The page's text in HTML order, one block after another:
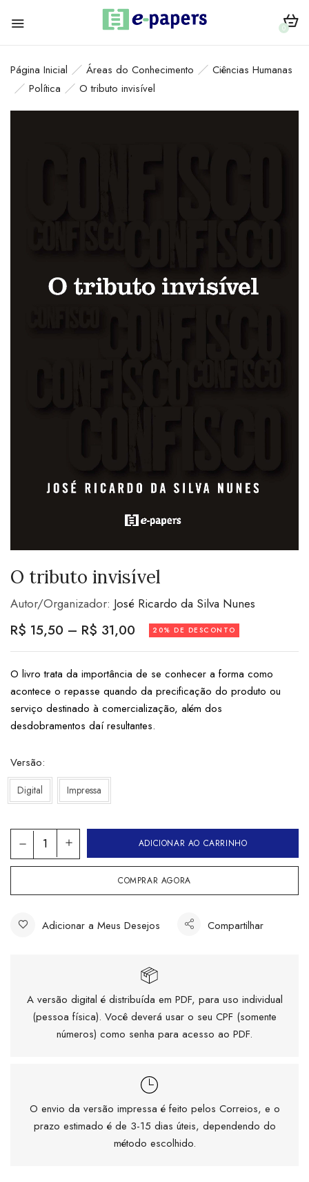
0
Página Inicial Áreas do Conhecimento
Ciências Humanas
Política
O tributo invisível
O tributo invisível
Autor/Organizador: José Ricardo da Silva Nunes
R$ 15,50 – R$ 31,00 20% DE DESCONTO
O livro trata da importância de se conhecer a forma como
acontece o repasse quando da precificação do produto ou
serviço destinado à comercialização, além dos
desdobramentos daí resultantes.
Versão
Digital Impressa
ADICIONAR AO CARRINHO
COMPRAR AGORA
Adicionar a Meus Desejos Compartilhar
A versão digital é distribuída em PDF, para uso individual
(pessoa física). Você deverá usar o seu CPF (somente
números) como senha para acesso ao PDF.
O envio da versão impressa é feito pelos Correios, e o
prazo estimado é de 3-15 dias úteis, dependendo do
método escolhido.